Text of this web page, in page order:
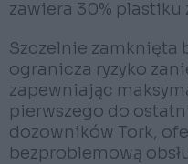
zawiera 30% plastiku
Szczelnie zamknięta
ogranicza ryzyko
zapewniając
pierwszego do
dozowników Tork,
bezproblemową